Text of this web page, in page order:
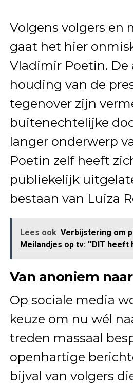
Volgens volgers en
gaat het hier
Vladimir Poetin. De
houding van de
tegenover zijn
buitenechtelijke
langer onderwerp
Poetin zelf heeft
publiekelijk
bestaan van Luiza
Lees ook Verbijstering om
Meilandjes op tv: ''DIT heeft
Van anoniem
Op sociale media
keuze om nu wél
treden massaal
openhartige
bijval van volgers